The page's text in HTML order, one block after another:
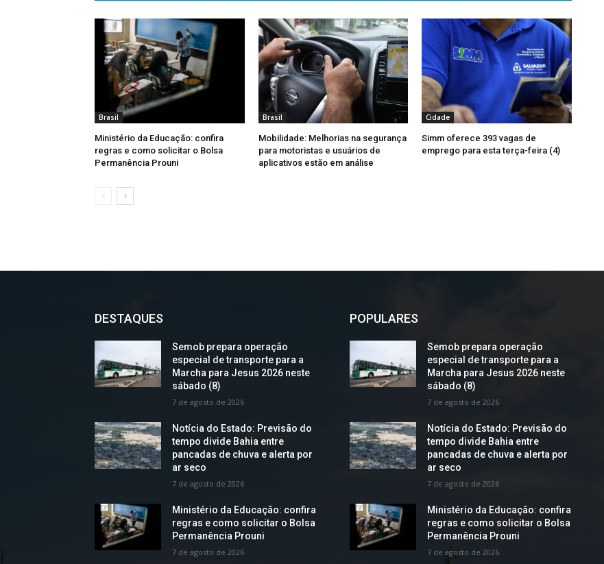
Brasil
Ministério da Educação: confira
regras e como solicitar o Bolsa
Permanência Prouni
Brasil
Mobilidade: Melhorias na segurança
para motoristas e usuários de
aplicativos estão em análise
Cidade
Simm oferece 393 vagas de
emprego para esta terça-feira (4)
DESTAQUES
Semob prepara operação
especial de transporte para a
Marcha para Jesus 2026 neste
sábado (8)
7 de agosto de 2026
Notícia do Estado: Previsão do
tempo divide Bahia entre
pancadas de chuva e alerta por
ar seco
7 de agosto de 2026
Ministério da Educação: confira
regras e como solicitar o Bolsa
Permanência Prouni
7 de agosto de 2026
POPULARES
Semob prepara operação
especial de transporte para a
Marcha para Jesus 2026 neste
sábado (8)
7 de agosto de 2026
Notícia do Estado: Previsão do
tempo divide Bahia entre
pancadas de chuva e alerta por
ar seco
7 de agosto de 2026
Ministério da Educação: confira
regras e como solicitar o Bolsa
Permanência Prouni
7 de agosto de 2026